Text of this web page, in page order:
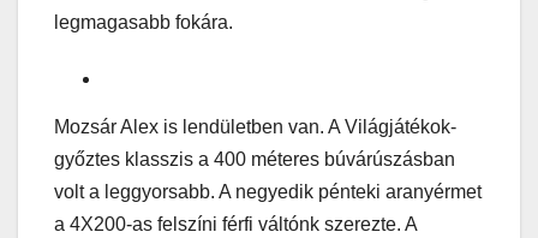
legmagasabb fokára.
Mozsár Alex is lendületben van. A Világjátékok-
győztes klasszis a 400 méteres búvárúszásban
volt a leggyorsabb. A negyedik pénteki aranyérmet
a 4X200-as felszíni férfi váltónk szerezte. A